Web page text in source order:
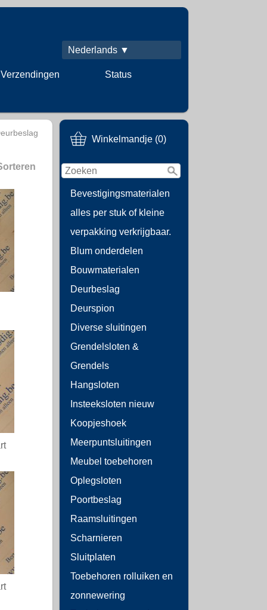
Nederlands ▼
Verzendingen Status
Winkelmandje (0)
Bevestigingsmaterialen
alles per stuk of kleine
verpakking verkrijgbaar.
Blum onderdelen
Bouwmaterialen
Deurbeslag
Deurspion
Diverse sluitingen
Grendelsloten &
Grendels
Hangsloten
Insteeksloten nieuw
Koopjeshoek
Meerpuntsluitingen
Meubel toebehoren
Oplegsloten
Poortbeslag
Raamsluitingen
Scharnieren
Sluitplaten
Toebehoren rolluiken en
zonnewering